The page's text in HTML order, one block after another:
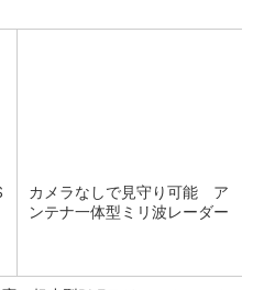
カメラなしで見守り可能 ア
ンテナ一体型ミリ波レーダー